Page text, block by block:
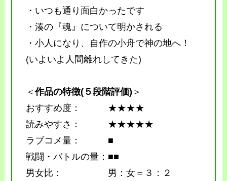
・いつも通り面白かったです
・湊の『魂』について明かされる
・小人になり、自作の小舟で神の地へ！
(いよいよ人間離れしてきた)
＜作品の特徴(５段階評価) ＞
おすすめ度： ★★★★
読みやすさ： ★★★★★
ラブコメ量： ■
戦闘・バトルの量：■■
男女比： 男：女＝３：２